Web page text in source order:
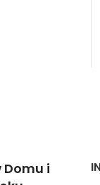
Domu i